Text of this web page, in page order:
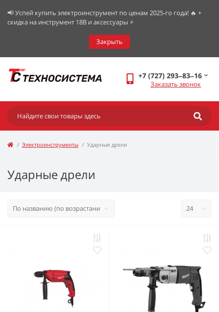
📢 Успей купить электроинструмент по ценам 2025-го года! 🔥 +
скидка на инструмент 18В и аксессуары ⚡️
Закрыть
+7 (727) 293‒83‒16
Заказать звонок
Электроинструменты Ударные дрели
Ударные дрели